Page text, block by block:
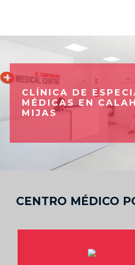
CLÍNICA DE
MÉDICAS EN
MIJAS
CENTRO MÉDICO